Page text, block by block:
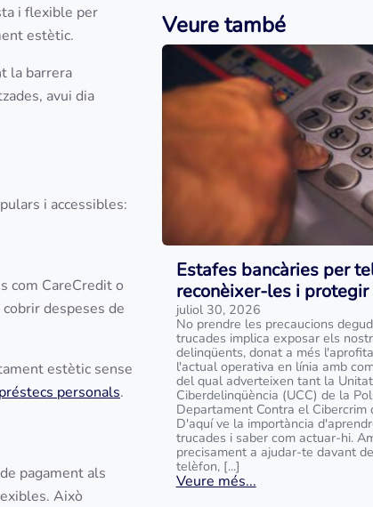
i flexible per
estètic.
la barrera
avui dia
i accessibles:
com CareCredit o
despeses de
estètic sense
préstecs personals.
pagament als
Això
Veure també
Estafes bancàries per
reconèixer-les i
juliol 30, 2026
No prendre les precaucions
trucades implica exposar els
delinqüents, donat a més
l'actual operativa en línia amb
del qual adverteixen tant la
Ciberdelinqüència (UCC) de la
Departament Contra el Cibercrim
D'aquí ve la importància
trucades i saber com actuar-hi.
precisament a ajudar-te davant
telèfon, [...]
Veure més...